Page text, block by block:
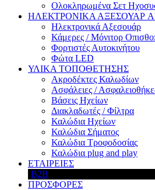
Ολοκληρωμένα Σετ
ΗΛΕΚΤΡΟΝΙΚΑ ΑΞΕΣΟΥΑΡ
Ηλεκτρονικά Αξεσουάρ
Κάμερες / Μόνιτορ
Φορτιστές Αυτοκινήτου
Φώτα LED
ΥΛΙΚΑ ΤΟΠΟΘΕΤΗΣΗΣ
Ακροδέκτες Καλωδίων
Ασφάλειες /
Βάσεις Ηχείων
Διακλαδωτές / Φίλτρα
Καλώδια Ηχείων
Καλώδια Σήματος
Καλώδια Τροφοδοσίας
Καλώδια plug and play
ΕΤΑΙΡΕΙΕΣ
B2B
ΠΡΟΣΦΟΡΕΣ